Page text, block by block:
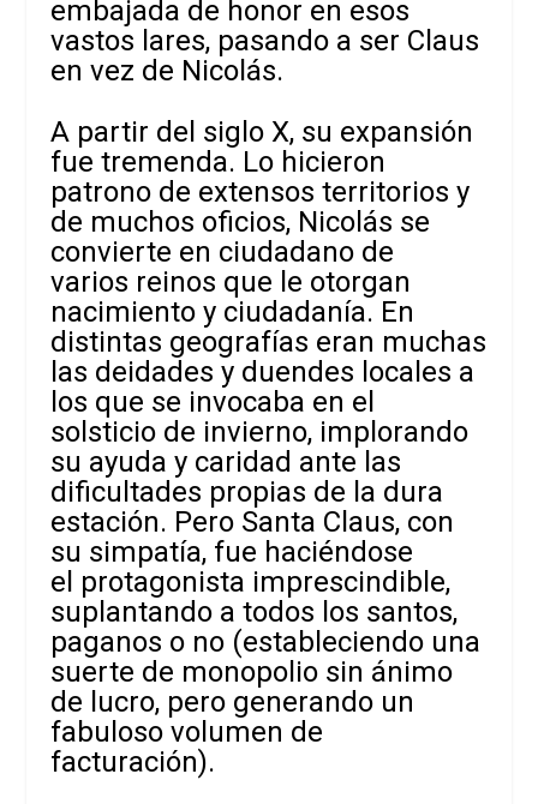
embajada de honor en esos
vastos lares, pasando a ser Claus
en vez de Nicolás.
A partir del siglo X, su expansión
fue tremenda. Lo hicieron
patrono de extensos territorios y
de muchos oficios, Nicolás se
convierte en ciudadano de
varios reinos que le otorgan
nacimiento y ciudadanía. En
distintas geografías eran muchas
las deidades y duendes locales a
los que se invocaba en el
solsticio de invierno, implorando
su ayuda y caridad ante las
dificultades propias de la dura
estación. Pero Santa Claus, con
su simpatía, fue haciéndose
el protagonista imprescindible,
suplantando a todos los santos,
paganos o no (estableciendo una
suerte de monopolio sin ánimo
de lucro, pero generando un
fabuloso volumen de
facturación).